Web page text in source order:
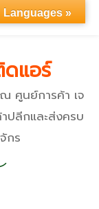
ดแอร์
ศูนย์การค้า เจ
ปลีกและส่งครบ
กร
Languages »
password?